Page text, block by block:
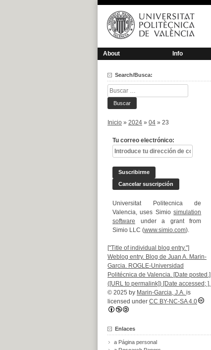
Saltar
contenido
About Info
Search/Busca:
Buscar:
Inicio » 2024 » 04 » 23
Tu correo electrónico:
Universitat Politecnica de
Valencia, uses Simiosimulation
software under a grant from
Simio LLC (www.simio.com).
["Title of individual blog entry."]
Weblog entry. Blog de Juan A. Marin-
Garcia. ROGLE-Universidad
Politécnica de Valencia. [Date posted.]
([URL to permalink]) [Date accessed; ].
© 2025 by Marin-Garcia, J.A. is
licensed under CC BY-NC-SA 4.0
Enlaces
a Página personal